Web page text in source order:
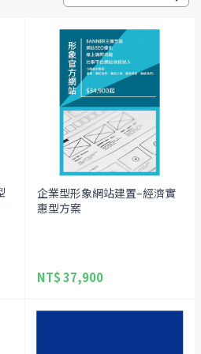
企業型形象網站建置–經濟實
惠型方案
NT$ 37,900